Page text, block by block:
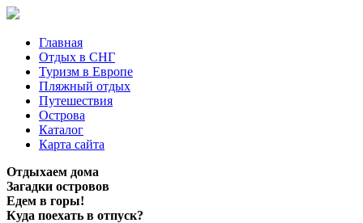
Главная
Отдых в СНГ
Туризм в Европе
Пляжный отдых
Путешествия
Острова
Каталог
Карта сайта
Отдыхаем дома
Загадки островов
Едем в горы!
Куда поехать в отпуск?